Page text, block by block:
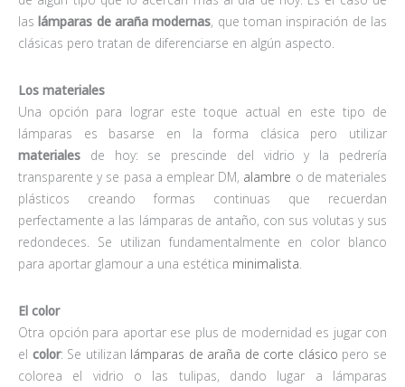
laslámparas de araña modernas, que toman inspiración de las
clásicas pero tratan de diferenciarse en algún aspecto.
Los materiales
Una opción para lograr este toque actual en este tipo de
lámparas es basarse en la forma clásica pero utilizar
materiales de hoy: se prescinde del vidrio y la pedrería
transparente y se pasa a emplear DM, alambre o de materiales
plásticos creando formas continuas que recuerdan
perfectamente a las lámparas de antaño, con sus volutas y sus
redondeces. Se utilizan fundamentalmente en color blanco
para aportar glamour a una estética minimalista.
El color
Otra opción para aportar ese plus de modernidad es jugar con
el color: Se utilizan lámparas de araña de corte clásico pero se
colorea el vidrio o las tulipas, dando lugar a lámparas